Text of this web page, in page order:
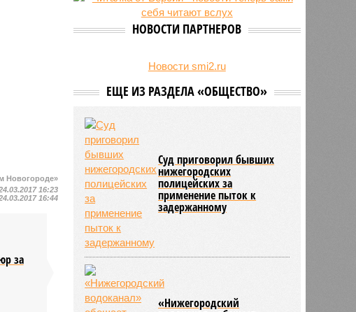
Новогороде»
16:23
16:44
за
Гострудинспекция выявила
нарушения после несчастного
случая на пилораме в Кирсе
садов собираются продлить
НОВОСТИ ПАРТНЕРОВ
Новости smi2.ru
ЕЩЕ ИЗ РАЗДЕЛА «ОБЩЕСТВО»
Суд приговорил бывших
нижегородских
полицейских за
применение пыток к
задержанному
«Нижегородский